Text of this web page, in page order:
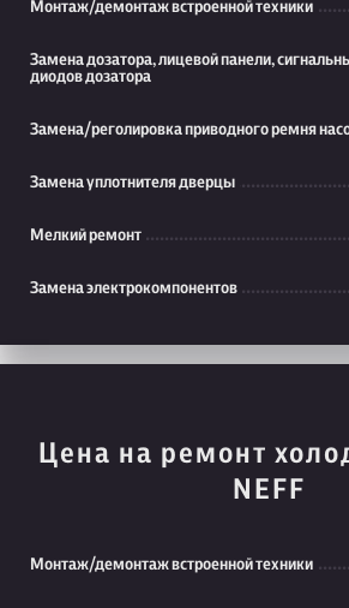
Монтаж/демонтаж встроенной техники
Замена дозатора, лицевой панели,
диодов дозатора
Замена/реголировка приводного ремня
Замена уплотнителя дверцы
Мелкий ремонт
Замена электрокомпонентов
Цена на ремонт
NEFF
Монтаж/демонтаж встроенной техники